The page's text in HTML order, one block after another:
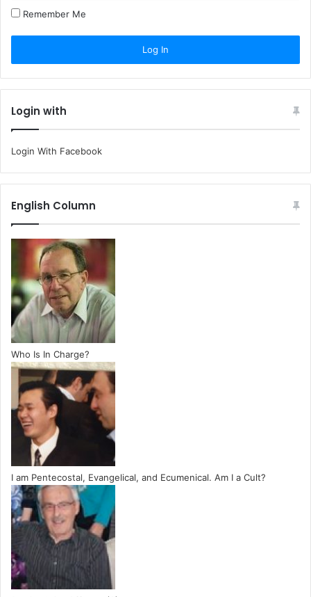
Remember Me
Login with
Login With Facebook
English Column
Who Is In Charge?
I am Pentecostal, Evangelical, and Ecumenical. Am I a Cult?